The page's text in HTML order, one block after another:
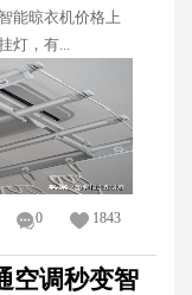
能晾衣机价格上
灯，有...
0 1843
空调秒变智